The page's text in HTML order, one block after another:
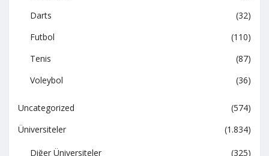
Darts
(32)
Futbol
(110)
Tenis
(87)
Voleybol
(36)
Uncategorized
(574)
Üniversiteler
(1.834)
Diğer Üniversiteler
(325)